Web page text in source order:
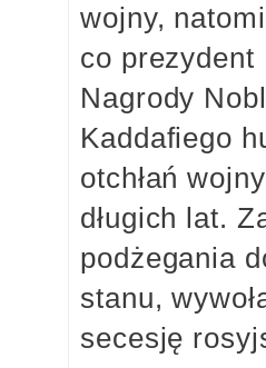
wojny,
co prezydent
Nagrody
Kaddafiego
otchłań
długich lat.
podżegania
stanu,
secesję